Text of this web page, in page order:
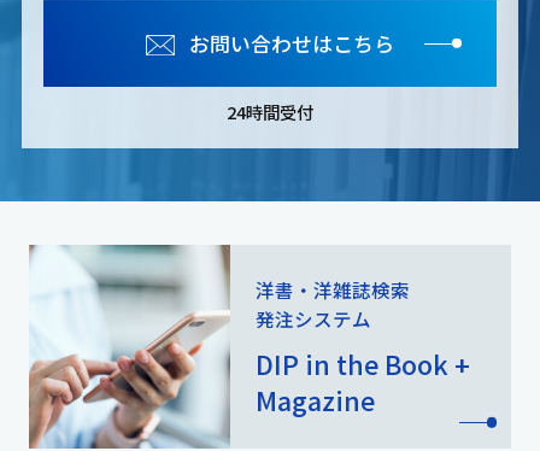
お問い合わせはこちら
24時間受付
洋書・洋雑誌検索
発注システム
DIP in the Book +
Magazine